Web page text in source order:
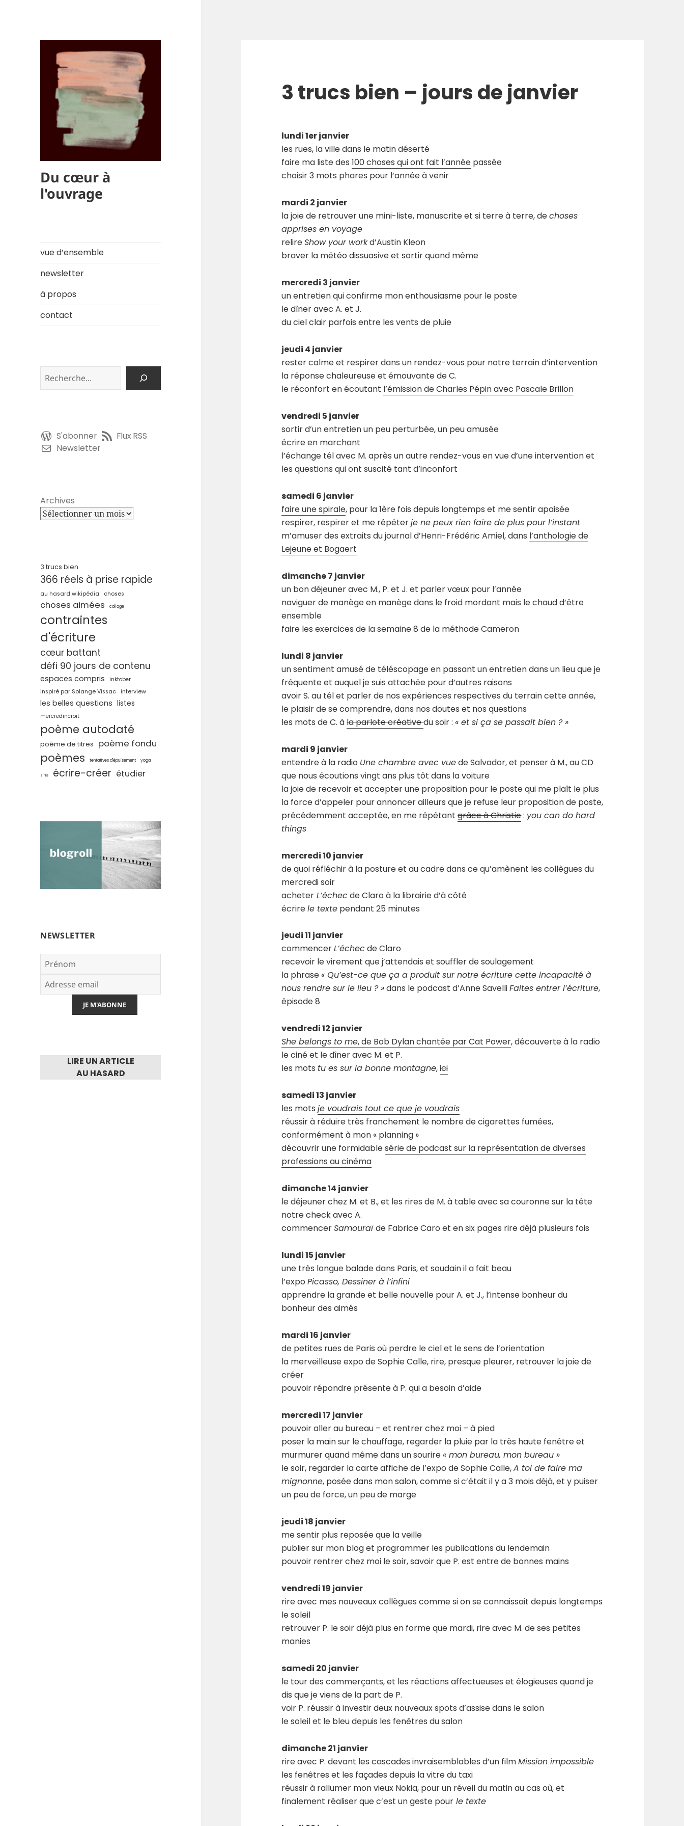
Du cœur à
l'ouvrage
vue d’ensemble
newsletter
à propos
contact
S'abonner
Flux RSS
Newsletter
Archives
3 trucs bien
366 réels à prise rapide
au hasard wikipédia choses
choses aimées collage
contraintes
d'écriture
cœur battant
défi 90 jours de contenu
espaces compris
inktober
inspiré par Solange Vissac
interview
les belles questions listes
mercredincipit
poème autodaté
poème de titres poème fondu
poèmes tentatives d'épuisement yoga
zine écrire-créer étudier
NEWSLETTER
LIRE UN ARTICLE
AU HASARD
3 trucs bien – jours de janvier
lundi 1er janvier
les rues, la ville dans le matin déserté
faire ma liste des100 choses qui ont fait l’année passée
choisir 3 mots phares pour l’année à venir
mardi 2 janvier
la joie de retrouver une mini-liste, manuscrite et si terre à terre, dechoses
apprises en voyage
relireShow your workd’Austin Kleon
braver la météo dissuasive et sortir quand même
mercredi 3 janvier
un entretien qui confirme mon enthousiasme pour le poste
le dîner avec A. et J.
du ciel clair parfois entre les vents de pluie
jeudi 4 janvier
rester calme et respirer dans un rendez-vous pour notre terrain d’intervention
la réponse chaleureuse et émouvante de C.
le réconfort en écoutant l’émission de Charles Pépin avec Pascale Brillon
vendredi 5 janvier
sortir d’un entretien un peu perturbée, un peu amusée
écrire en marchant
l’échange tél avec M. après un autre rendez-vous en vue d’une intervention et
les questions qui ont suscité tant d’inconfort
samedi 6 janvier
faire une spirale, pour la 1ère fois depuis longtemps et me sentir apaisée
respirer, respirer et me répéterje ne peux rien faire de plus pour l’instant
m’amuser des extraits du journal d’Henri-Frédéric Amiel, dans l’anthologie de
Lejeune et Bogaert
dimanche 7 janvier
un bon déjeuner avec M., P. et J. et parler vœux pour l’année
naviguer de manège en manège dans le froid mordant mais le chaud d’être
ensemble
faire les exercices de la semaine 8 de la méthode Cameron
lundi 8 janvier
un sentiment amusé de téléscopage en passant un entretien dans un lieu que je
fréquente et auquel je suis attachée pour d’autres raisons
avoir S. au tél et parler de nos expériences respectives du terrain cette année,
le plaisir de se comprendre, dans nos doutes et nos questions
les mots de C. àla parlote créativedu soir : « et si ça se passait bien ? »
mardi 9 janvier
entendre à la radio Une chambre avec vuede Salvador, et penser à M., au CD
que nous écoutions vingt ans plus tôt dans la voiture
la joie de recevoir et accepter une proposition pour le poste qui me plaît le plus
la force d’appeler pour annoncer ailleurs que je refuse leur proposition de poste,
précédemment acceptée, en me répétantgrâce à Christie: you can do hard
things
mercredi 10 janvier
de quoi réfléchir à la posture et au cadre dans ce qu’amènent les collègues du
mercredi soir
acheter L’échecde Claro à la librairie d’à côté
écrirele texte pendant 25 minutes
jeudi 11 janvier
commencerL’échecde Claro
recevoir le virement que j’attendais et souffler de soulagement
la phrase « Qu’est-ce que ça a produit sur notre écriture cette incapacité à
nous rendre sur le lieu ? »dans le podcast d’Anne SavelliFaites entrer l’écriture,
épisode 8
vendredi 12 janvier
She belongs to me, de Bob Dylan chantée par Cat Power, découverte à la radio
le ciné et le dîner avec M. et P.
les mots tu es sur la bonne montagne,ici
samedi 13 janvier
les motsje voudrais tout ce que je voudrais
réussir à réduire très franchement le nombre de cigarettes fumées,
conformément à mon « planning »
découvrir une formidablesérie de podcast sur la représentation de diverses
professions au cinéma
dimanche 14 janvier
le déjeuner chez M. et B., et les rires de M. à table avec sa couronne sur la tête
notre check avec A.
commencerSamouraïde Fabrice Caro et en six pages rire déjà plusieurs fois
lundi 15 janvier
une très longue balade dans Paris, et soudain il a fait beau
l’expoPicasso, Dessiner à l’infini
apprendre la grande et belle nouvelle pour A. et J., l’intense bonheur du
bonheur des aimés
mardi 16 janvier
de petites rues de Paris où perdre le ciel et le sens de l’orientation
la merveilleuse expo de Sophie Calle, rire, presque pleurer, retrouver la joie de
créer
pouvoir répondre présente à P. qui a besoin d’aide
mercredi 17 janvier
pouvoir aller au bureau – et rentrer chez moi – à pied
poser la main sur le chauffage, regarder la pluie par la très haute fenêtre et
murmurer quand même dans un sourire « mon bureau, mon bureau »
le soir, regarder la carte affiche de l’expo de Sophie Calle,A toi de faire ma
mignonne, posée dans mon salon, comme si c’était il y a 3 mois déjà, et y puiser
un peu de force, un peu de marge
jeudi 18 janvier
me sentir plus reposée que la veille
publier sur mon blog et programmer les publications du lendemain
pouvoir rentrer chez moi le soir, savoir que P. est entre de bonnes mains
vendredi 19 janvier
rire avec mes nouveaux collègues comme si on se connaissait depuis longtemps
le soleil
retrouver P. le soir déjà plus en forme que mardi, rire avec M. de ses petites
manies
samedi 20 janvier
le tour des commerçants, et les réactions affectueuses et élogieuses quand je
dis que je viens de la part de P.
voir P. réussir à investir deux nouveaux spots d’assise dans le salon
le soleil et le bleu depuis les fenêtres du salon
dimanche 21 janvier
rire avec P. devant les cascades invraisemblables d’un filmMission impossible
les fenêtres et les façades depuis la vitre du taxi
réussir à rallumer mon vieux Nokia, pour un réveil du matin au cas où, et
finalement réaliser que c’est un geste pour le texte